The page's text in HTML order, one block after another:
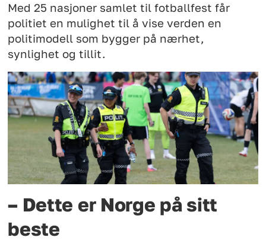
Med 25 nasjoner samlet til fotballfest får
politiet en mulighet til å vise verden en
politimodell som bygger på nærhet,
synlighet og tillit.
– Dette er Norge på sitt
beste